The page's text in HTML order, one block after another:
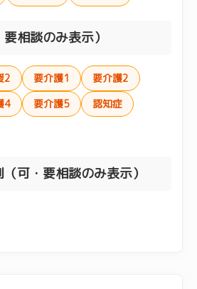
相談のみ表示）
2 要介護1
要介護2
4 要介護5
認知症
可・要相談のみ表示）